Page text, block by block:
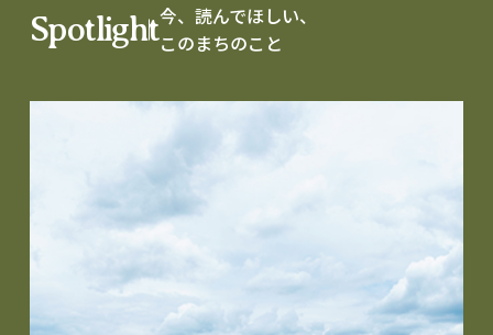
Spotlight今、読んでほしい、
このまちのこと